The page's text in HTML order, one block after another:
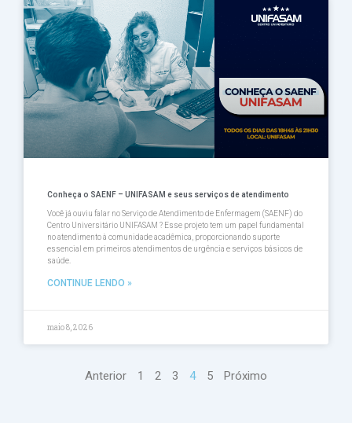
Conheça o SAENF – UNIFASAM e seus serviços de atendimento
Você já ouviu falar no Serviço de Atendimento de Enfermagem (SAENF) do
Centro Universitário UNIFASAM ? Esse projeto tem um papel fundamental
no atendimento à comunidade acadêmica, proporcionando suporte
essencial em primeiros atendimentos de urgência e serviços básicos de
saúde.
CONTINUE LENDO »
maio 8, 2026
Anterior 1 2 3 4 5 Próximo